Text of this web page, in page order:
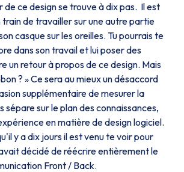
de ce design se trouve à dix pas. Il est
de travailler sur une autre partie
casque sur les oreilles. Tu pourrais te
dans son travail et lui poser des
un retour à propos de ce design. Mais
? » Ce sera au mieux un désaccord
supplémentaire de mesurer la
sépare sur le plan des connaissances,
en matière de design logiciel.
y a dix jours il est venu te voir pour
décidé de réécrire entièrement le
Front / Back.